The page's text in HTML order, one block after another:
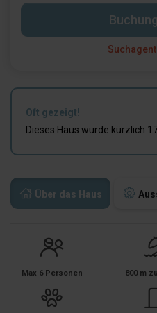
Über das Haus
Max 6 Personen 800 m
Oft gezeigt!
Dieses Haus wurde kürzlich